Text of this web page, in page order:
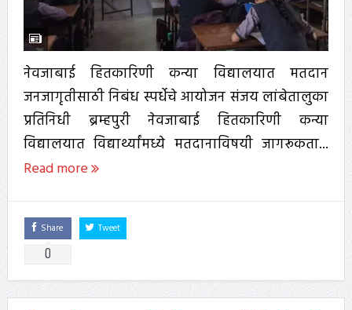
नेवजाबाई हितकारिणी कन्या विद्यालयात मतदान
जनजागृतीसाठी निबंध स्पर्धेचे आयोजन संजय लांबेतालुका
प्रतिनिधी ब्रम्हपुरी नेवजाबाई हितकारिणी कन्या
विद्यालयात विद्यार्थ्यांमध्ये मतदानाविषयी जागरूकता...
Read more
Share
0
Tweet